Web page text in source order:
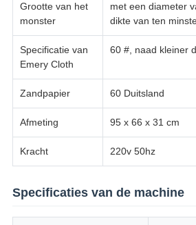
Grootte van het
monster
met een diameter
dikte van ten
Specificatie van
Emery Cloth
60 #, naad kleiner
Zandpapier 60 Duitsland
Afmeting 95 x 66 x 31 cm
Kracht 220v 50hz
Specificaties van de machine